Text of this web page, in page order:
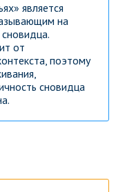
является
на
от
поэтому
сновидца